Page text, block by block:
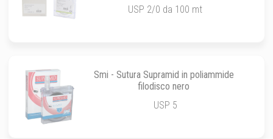
USP 2/0 da 100 mt
Smi - Sutura Supramid in poliammide
filodisco nero
USP 5